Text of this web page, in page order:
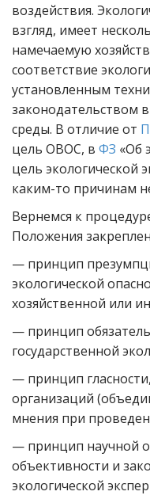
воздействия.
взгляд, имеет
намечаемую
соответствие
установленным
законодательством
среды. В отличие от
цель ОВОС, в ФЗ «Об
цель экологической
каким-то причинам
Вернемся к
Положения
— принцип
экологической
хозяйственной или
— принцип
государственной
— принцип
организаций
мнения при
— принцип научной
объективности и
экологической